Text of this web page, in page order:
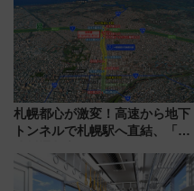
札幌都心が激変！高速から地下
トンネルで札幌駅へ直結、「創
から本格着工、延長4.8km整備
事業の全貌